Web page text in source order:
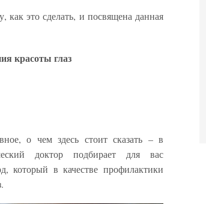
как это сделать, и посвящена данная
красоты глаз
о чем здесь стоит сказать – в
доктор подбирает для вас
который в качестве профилактики